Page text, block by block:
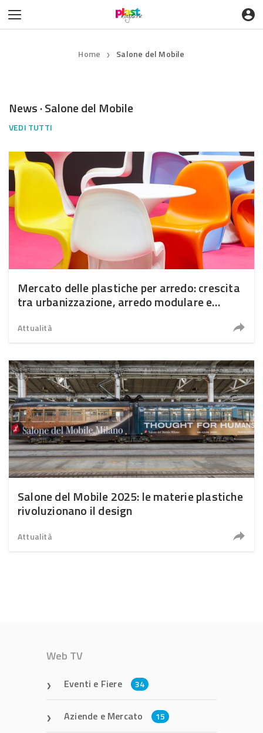
Home ❯ Salone del Mobile
News · Salone del Mobile
VEDI TUTTI
Mercato delle plastiche per arredo: crescita
tra urbanizzazione, arredo modulare e
Attualità
Salone del Mobile 2025: le materie plastiche
rivoluzionano il design
Attualità
Web TV
Eventi e Fiere 34
Aziende e Mercato 15